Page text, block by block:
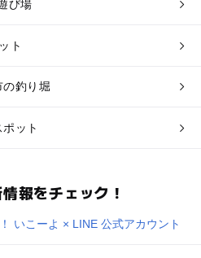
び場
ト
釣り堀
ット
報をチェック！